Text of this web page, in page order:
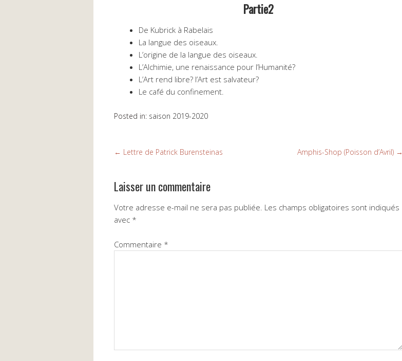
Partie2
De Kubrick à Rabelais
La langue des oiseaux.
L’origine de la langue des oiseaux.
L’Alchimie, une renaissance pour l’Humanité?
L’Art rend libre? l’Art est salvateur?
Le café du confinement.
Posted in: saison 2019-2020
← Lettre de Patrick Burensteinas Amphis-Shop (Poisson d’Avril) →
Laisser un commentaire
Votre adresse e-mail ne sera pas publiée. Les champs obligatoires sont indiqués
avec *
Commentaire *